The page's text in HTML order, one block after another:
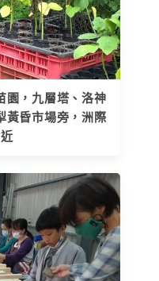
園，九層塔、洛神
黃昏市場旁，洲際